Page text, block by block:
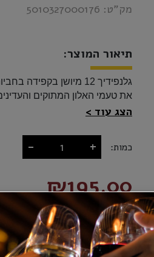
מק”ט: 5010327000176
תיאור המוצר:
גלנפידיך 12 מיושן בקפידה בחביות שרי אלון אמריקאי ועץ אלון אירופאי המשובחים ביותר במשך 12 שנים לפחות, הוא מרוכך בתבניות נישואין אלון כדי ליצור
את טעמי האלון המתוקים
וטעמי אלון עדינים.
הצג עוד
כמות: - +
₪195.00
אזל